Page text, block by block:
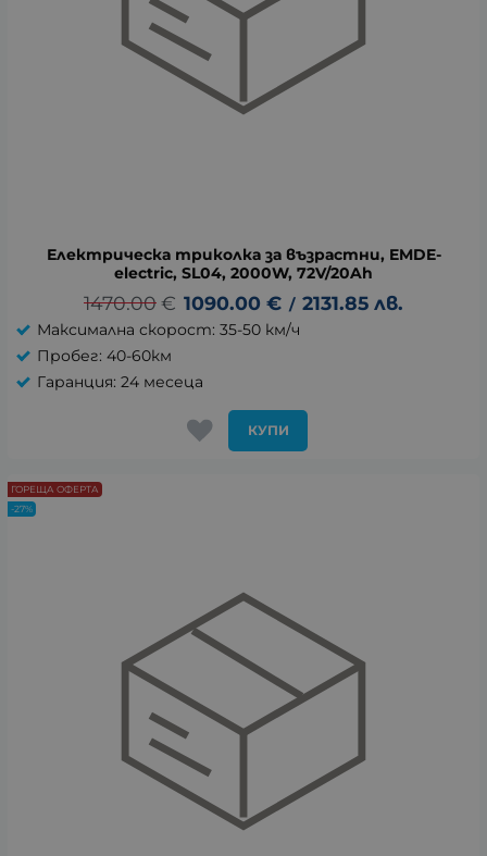
Електрическа триколка за възрастни, EMDE-
electric, SL04, 2000W, 72V/20Ah
1470.00€ 1090.00 € / 2131.85 лв.
Максимална скорост: 35-50 км/ч
Пробег: 40-60км
Гаранция: 24 месеца
КУПИ
ГОРЕЩА ОФЕРТА
-27%